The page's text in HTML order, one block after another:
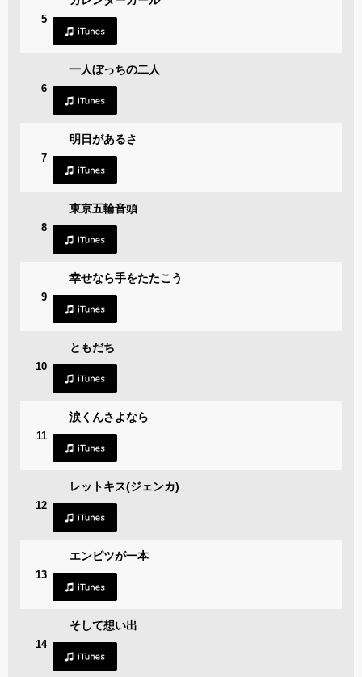
5
6
一人ぼっちの二人
7
明日があるさ
8
東京五輪音頭
9
幸せなら手をたたこう
10
ともだち
11
涙くんさよなら
12
レットキス(ジェンカ)
13
エンピツが一本
14
そして想い出